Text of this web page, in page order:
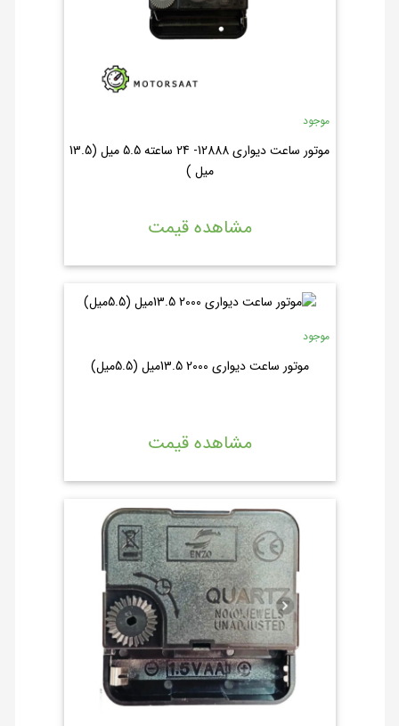
موجود
موتور ساعت دیواری 12888- 24 ساعته 5.5 میل (13.5
میل )
مشاهده قیمت
موجود
موتور ساعت دیواری 2000 13.5میل (5.5میل)
مشاهده قیمت